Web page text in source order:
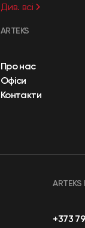
Див. всі
ARTEKS
Про нас
Офіси
Контакти
+373